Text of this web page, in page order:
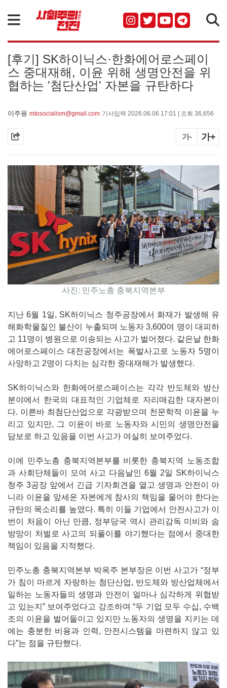
[후기] SK하이닉스·한화에어로스페이
스 중대재해, 이윤 위해 생명안전을 위
협하는 '첨단산업' 자본을 규탄하다
이주용 mtosocialism@gmail.com 기사입력 2026.06.06 17:01 | 조회 36,656
가- 가+
사진: 민주노총 충북지역본부
지난 6월 1일, SK하이닉스 청주공장에서 화재가 발생해 유
해화학물질인 불산이 누출되며 노동자 3,600여 명이 대피하
고 11명이 병원으로 이송되는 사고가 벌어졌다. 같은날 한화
에어로스페이스 대전공장에서는 폭발사고로 노동자 5명이
사망하고 2명이 다치는 심각한 중대재해가 발생했다.
SK하이닉스와 한화에어로스페이스는 각각 반도체와 방산
분야에서 한국의 대표적인 기업체로 자리매김한 대자본이
다. 이른바 최첨단산업으로 각광받으며 천문학적 이윤을 누
리고 있지만, 그 이윤이 바로 노동자와 시민의 생명안전을
담보로 하고 있음을 이번 사고가 여실히 보여주었다.
이에 민주노총 충북지역본부를 비롯한 충북지역 노동조합
과 사회단체들이 모여 사고 다음날인 6월 2일 SK하이닉스
청주 3공장 앞에서 긴급 기자회견을 열고 생명과 안전이 아
니라 이윤을 앞세운 자본에게 참사의 책임을 물어야 한다는
규탄의 목소리를 높였다. 특히 이들 기업에서 안전사고가 이
번이 처음이 아닌 만큼, 정부당국 역시 관리감독 미비와 솜
방망이 처벌로 사고의 되풀이를 야기했다는 점에서 중대한
책임이 있음을 지적했다.
민주노총 충북지역본부 박옥주 본부장은 이번 사고가 “정부
가 침이 마르게 자랑하는 첨단산업, 반도체와 방산업체에서
일하는 노동자들의 생명과 안전이 얼마나 심각하게 위협받
고 있는지” 보여주었다고 강조하며 “두 기업 모두 수십, 수백
조의 이윤을 벌어들이고 있지만 노동자의 생명을 지키는 데
에는 충분한 비용과 인력, 안전시스템을 마련하지 않고 있
다”는 점을 규탄했다.